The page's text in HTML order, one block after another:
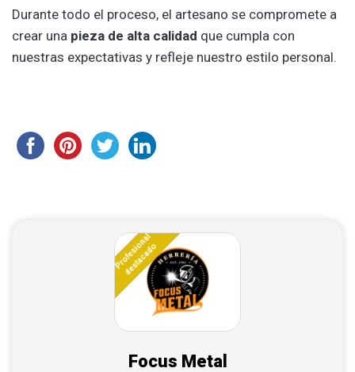
Durante todo el proceso, el artesano se compromete a
crear una pieza de alta calidad que cumpla con
nuestras expectativas y refleje nuestro estilo personal.
Profesional
destacado
Focus Metal